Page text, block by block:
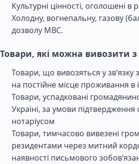
Культурні цінності, оголошені в
Холодну, вогнепальну, газову
дозволу МВС.
Товари, які можна вивозити з
Товари, що вивозяться у зв’язку
на постійне місце проживання в
Товари, успадковані
Україні, за умови
нотаріусом
Товари, тимчасово вивезені
резидентами через митний
наявності письмового